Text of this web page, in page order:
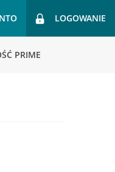
LOGOWANIE
PRIME